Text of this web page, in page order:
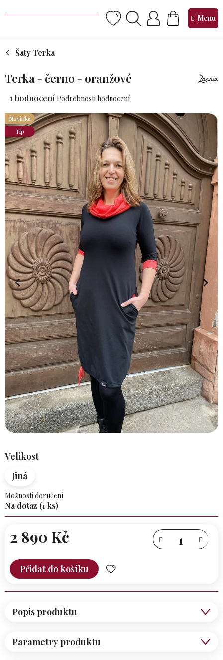
na
NÁKUPNÍ
KOŠÍK
Šaty Terka
Terka - černo - oranžové
Průměrné
produktu
je
5,0
z 5
hvězdiček.
1 hodnocení Podrobnosti hodnocení
Novinka
Tip
Velikost
Jiná
Možnosti doručení
Na dotaz (1 ks)
2 890 Kč
cena:
Přidat do košíku
Parametry produktu
Popis produktu